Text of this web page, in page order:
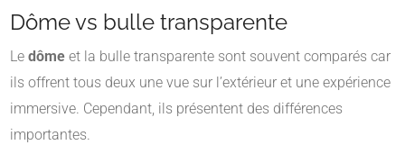
Dôme vs bulle transparente
Le dôme et la bulle transparente sont souvent comparés car
ils offrent tous deux une vue sur l’extérieur et une expérience
immersive. Cependant, ils présentent des différences
importantes.